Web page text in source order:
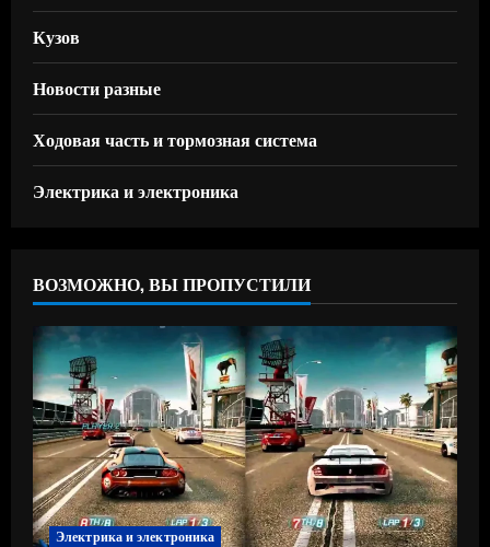
Кузов
Новости разные
Ходовая часть и тормозная система
Электрика и электроника
ВОЗМОЖНО, ВЫ ПРОПУСТИЛИ
Электрика и электроника